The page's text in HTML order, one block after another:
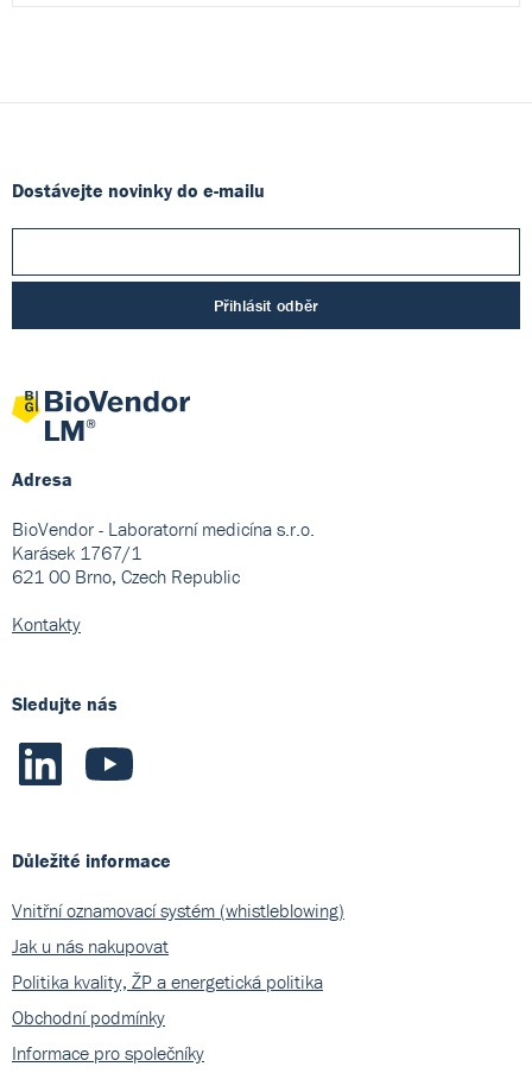
Dostávejte novinky do e-mailu
Přihlásit odběr
Adresa
BioVendor - Laboratorní medicína s.r.o.
Karásek 1767/1
621 00 Brno, Czech Republic
Kontakty
Sledujte nás
Důležité informace
Vnitřní oznamovací systém (whistleblowing)
Jak u nás nakupovat
Politika kvality, ŽP a energetická politika
Obchodní podmínky
Informace pro společníky